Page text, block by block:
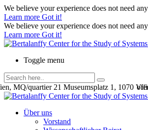
We believe your experience does not need
Learn more Got it!
We believe your experience does not need
Learn more Got it!
Toggle menu
MQ/quartier 21 Museumsplatz 1, 1070
Über uns
Vorstand